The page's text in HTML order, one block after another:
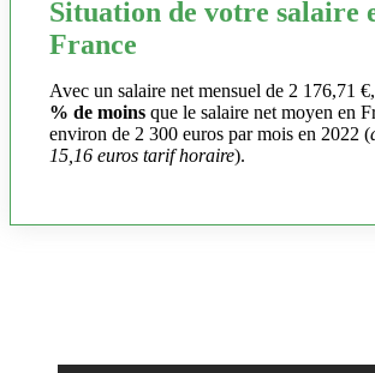
Situation de votre salaire
France
Avec un salaire net mensuel de 2 176,71
% de moins que le salaire net moyen en
environ de 2 300 euros par mois en 2022 (
15,16 euros tarif horaire).